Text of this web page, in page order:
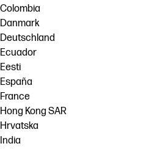
Colombia
Danmark
Deutschland
Ecuador
Eesti
España
France
Hong Kong SAR
Hrvatska
India